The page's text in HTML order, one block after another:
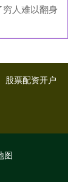
人难以翻身
股票配资开户
图